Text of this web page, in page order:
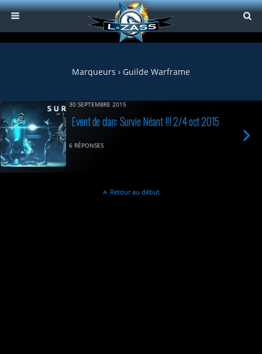
Marqueurs › Guilde Warframe
30 SEPTEMBRE 2015
Event de clan: Survie Néant !!! 2/4 oct 2015
6 RÉPONSES
Retour au début